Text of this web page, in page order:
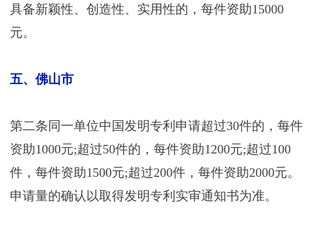
具备新颖性、创造性、实用性的，每件资助15000
元。
五、佛山市
第二条同一单位中国发明专利申请超过30件的，每件
资助1000元;超过50件的，每件资助1200元;超过100
件，每件资助1500元;超过200件，每件资助2000元。
申请量的确认以取得发明专利实审通知书为准。